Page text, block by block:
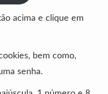
acima e clique em
bem como,
senha.